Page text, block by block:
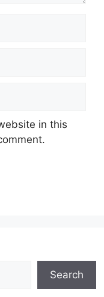
in this
Search